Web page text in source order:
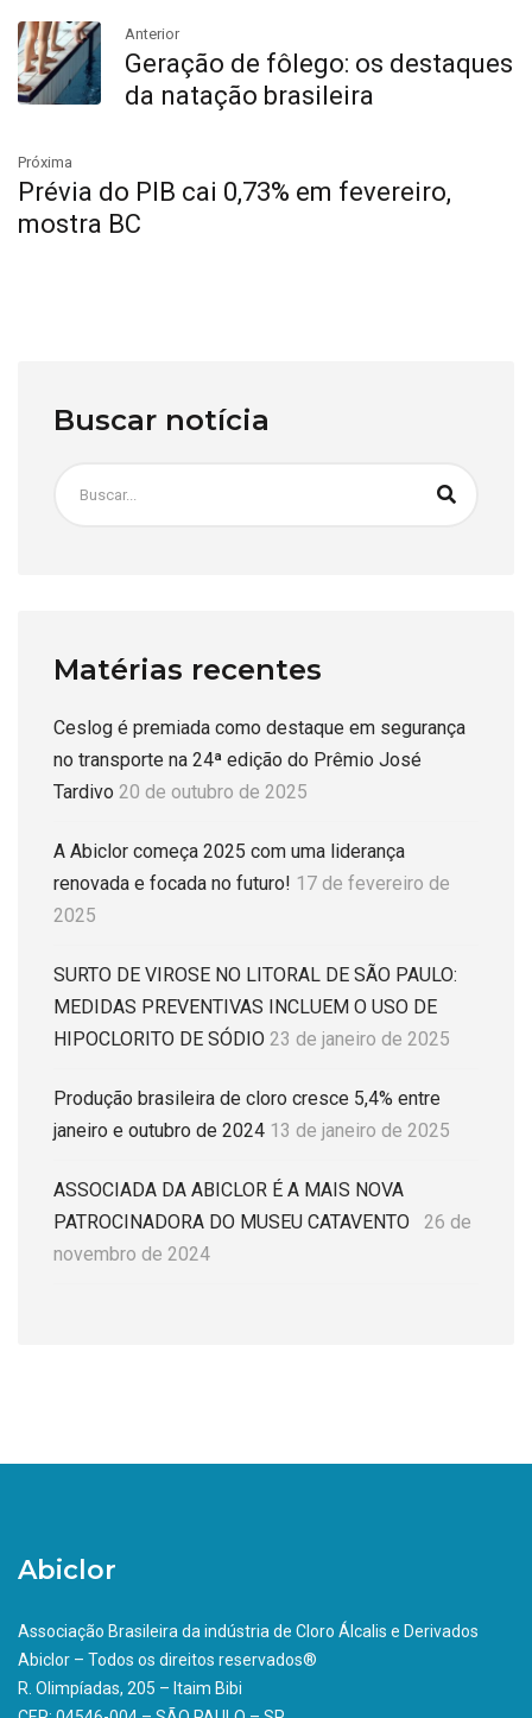
Anterior
Geração de fôlego: os destaques
da natação brasileira
Próxima
Prévia do PIB cai 0,73% em fevereiro,
mostra BC
Buscar notícia
Matérias recentes
Ceslog é premiada como destaque em segurança
no transporte na 24ª edição do Prêmio José
Tardivo 20 de outubro de 2025
A Abiclor começa 2025 com uma liderança
renovada e focada no futuro! 17 de fevereiro de
2025
SURTO DE VIROSE NO LITORAL DE SÃO PAULO:
MEDIDAS PREVENTIVAS INCLUEM O USO DE
HIPOCLORITO DE SÓDIO 23 de janeiro de 2025
Produção brasileira de cloro cresce 5,4% entre
janeiro e outubro de 2024 13 de janeiro de 2025
ASSOCIADA DA ABICLOR É A MAIS NOVA
PATROCINADORA DO MUSEU CATAVENTO
26 de
novembro de 2024
Abiclor
Associação Brasileira da indústria de Cloro Álcalis e Derivados
Abiclor – Todos os direitos reservados®
R. Olimpíadas, 205 – Itaim Bibi